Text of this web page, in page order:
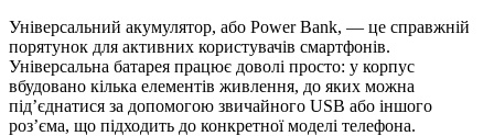
Універсальний акумулятор, або Power Bank, — це справжній
порятунок для активних користувачів смартфонів.
Універсальна батарея працює доволі просто: у корпус
вбудовано кілька елементів живлення, до яких можна
під’єднатися за допомогою звичайного USB або іншого
роз’єма, що підходить до конкретної моделі телефона.